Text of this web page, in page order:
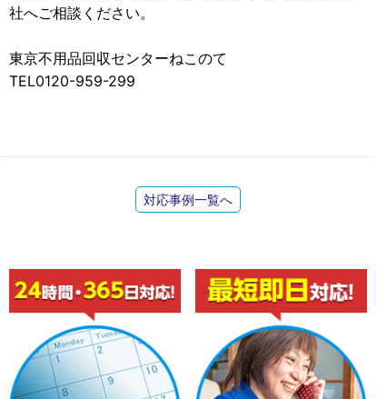
社へご相談ください。
東京不用品回収センターねこのて
TEL0120-959-299
対応事例一覧へ